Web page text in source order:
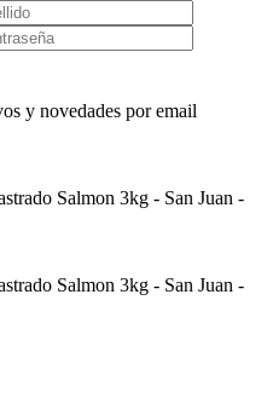
y novedades por email